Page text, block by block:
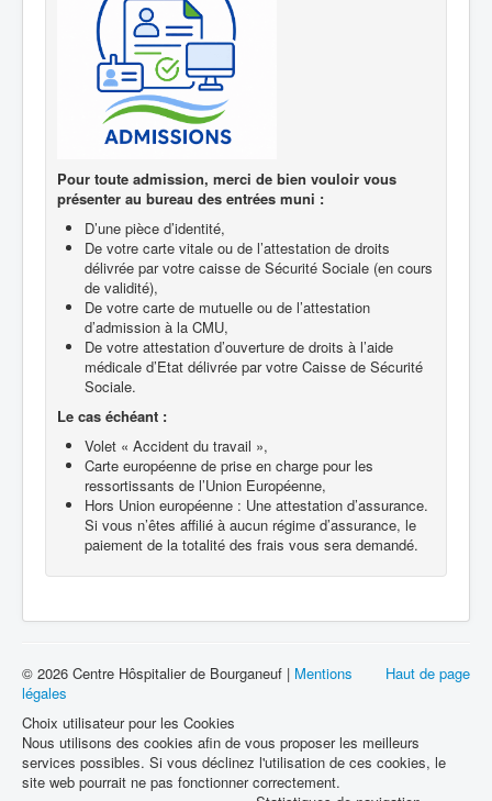
Pour toute admission, merci de bien vouloir vous
présenter au bureau des entrées muni :
D’une pièce d’identité,
De votre carte vitale ou de l’attestation de droits
délivrée par votre caisse de Sécurité Sociale (en cours
de validité),
De votre carte de mutuelle ou de l’attestation
d’admission à la CMU,
De votre attestation d’ouverture de droits à l’aide
médicale d’Etat délivrée par votre Caisse de Sécurité
Sociale.
Le cas échéant :
Volet « Accident du travail »,
Carte européenne de prise en charge pour les
ressortissants de l’Union Européenne,
Hors Union européenne : Une attestation d’assurance.
Si vous n’êtes affilié à aucun régime d’assurance, le
paiement de la totalité des frais vous sera demandé.
Haut de page
© 2026 Centre Hôspitalier de Bourganeuf | Mentions
légales
Choix utilisateur pour les Cookies
Nous utilisons des cookies afin de vous proposer les meilleurs
services possibles. Si vous déclinez l'utilisation de ces cookies, le
site web pourrait ne pas fonctionner correctement.